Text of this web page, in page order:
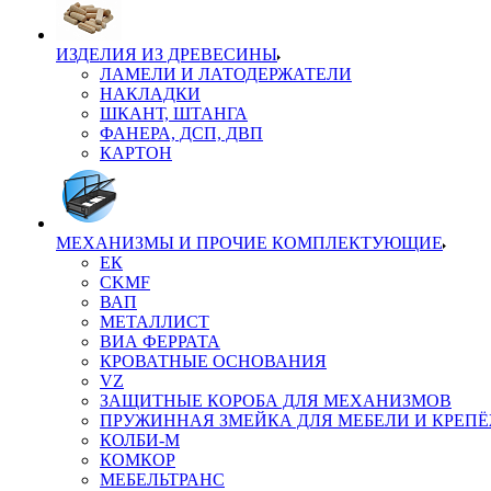
ИЗДЕЛИЯ ИЗ ДРЕВЕСИНЫ
ЛАМЕЛИ И ЛАТОДЕРЖАТЕЛИ
НАКЛАДКИ
ШКАНТ, ШТАНГА
ФАНЕРА, ДСП, ДВП
КАРТОН
МЕХАНИЗМЫ И ПРОЧИЕ КОМПЛЕКТУЮЩИЕ
ЕК
CKMF
ВАП
МЕТАЛЛИСТ
ВИА ФЕРРАТА
КРОВАТНЫЕ ОСНОВАНИЯ
VZ
ЗАЩИТНЫЕ КОРОБА ДЛЯ МЕХАНИЗМОВ
ПРУЖИННАЯ ЗМЕЙКА ДЛЯ МЕБЕЛИ И
КОЛБИ-М
КОМКОР
МЕБЕЛЬТРАНС